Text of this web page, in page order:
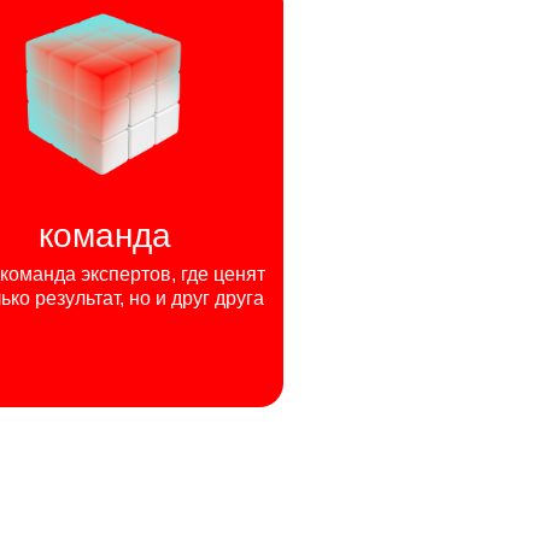
команда
экспертов, где ценят
результат, но и друг друга